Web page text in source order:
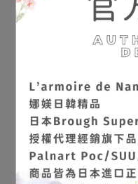
SUU】OD123 付喪神
｜日本製 古道具魂 妖怪
已售完